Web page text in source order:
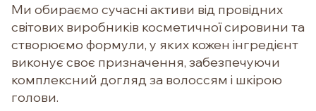
Ми обираємо сучасні активи від провідних
світових виробників косметичної сировини та
створюємо формули, у яких кожен інгредієнт
виконує своє призначення, забезпечуючи
комплексний догляд за волоссям і шкірою
голови.